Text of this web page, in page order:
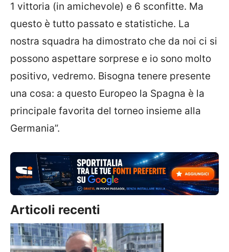
1 vittoria (in amichevole) e 6 sconfitte. Ma
questo è tutto passato e statistiche. La
nostra squadra ha dimostrato che da noi ci si
possono aspettare sorprese e io sono molto
positivo, vedremo. Bisogna tenere presente
una cosa: a questo Europeo la Spagna è la
principale favorita del torneo insieme alla
Germania”.
Articoli recenti